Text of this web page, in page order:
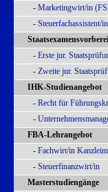
- Marketingwirt/in
- Steuerfachassistent/
- Erste jur.
- Zweite jur.
IHK-Studienangebot
- Recht für
-
FBA-Lehrangebot
- Fachwirt/in
- Steuerfinanzwirt/in
Masterstudiengänge